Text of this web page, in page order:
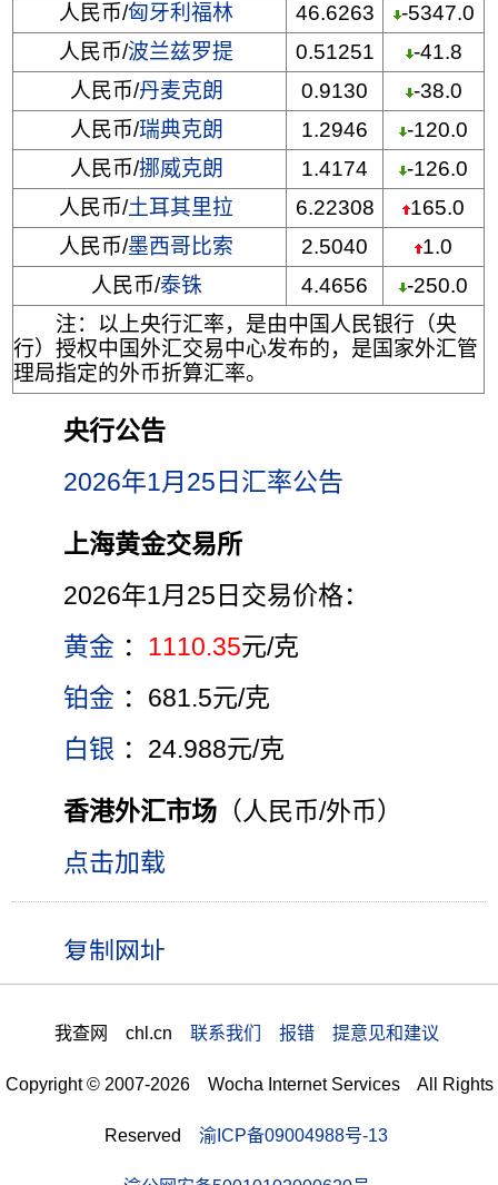
人民币/匈牙利福林 46.6263
-5347.0
人民币/波兰兹罗提 0.51251
-41.8
人民币/丹麦克朗 0.9130
-38.0
人民币/瑞典克朗 1.2946
-120.0
人民币/挪威克朗 1.4174
-126.0
人民币/土耳其里拉 6.22308
165.0
人民币/墨西哥比索 2.5040
1.0
人民币/泰铢 4.4656
-250.0
注：以上央行汇率，是由中国人民银行（央
行）授权中国外汇交易中心发布的，是国家外汇管
理局指定的外币折算汇率。
央行公告
2026年1月25日汇率公告
上海黄金交易所
2026年1月25日交易价格：
黄金 ： 1110.35元/克
铂金 ：681.5元/克
白银 ：24.988元/克
香港外汇市场 （人民币/外币）
点击加载
我查网 chl.cn 联系我们 报错 提意见和建议
Copyright © 2007-2026 Wocha Internet Services All Rights
Reserved 渝ICP备09004988号-13